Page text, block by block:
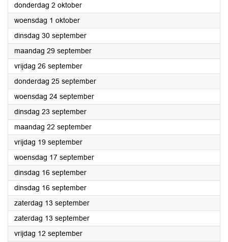
donderdag 2 oktober2025
woensdag 1 oktober2025
dinsdag 30 september2025
maandag 29 september2025
vrijdag 26 september2025
donderdag 25 september2025
woensdag 24 september2025
dinsdag 23 september2025
maandag 22 september2025
vrijdag 19 september2025
woensdag 17 september2025
dinsdag 16 september2025
dinsdag 16 september2025
zaterdag 13 september2025
zaterdag 13 september2025
vrijdag 12 september2025